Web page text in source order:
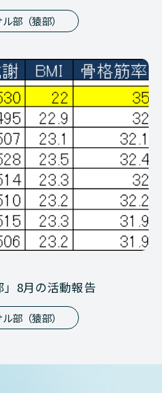
部（猿部）
」8月の活動報告
部（猿部）